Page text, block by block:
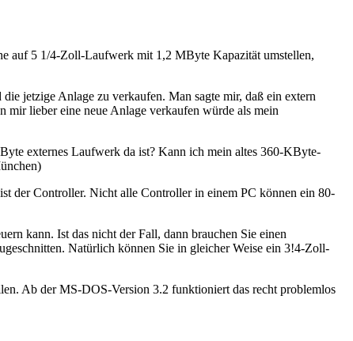
auf 5 1/4-Zoll-Laufwerk mit 1,2 MByte Kapazität umstellen,
jetzige Anlage zu verkaufen. Man sagte mir, daß ein extern
mir lieber eine neue Anlage verkaufen würde als mein
externes Laufwerk da ist? Kann ich mein altes 360-KByte-
der Controller. Nicht alle Controller in einem PC können ein 80-
kann. Ist das nicht der Fall, dann brauchen Sie einen
Natürlich können Sie in gleicher Weise ein 3!4-Zoll-
Ab der MS-DOS-Version 3.2 funktioniert das recht problemlos